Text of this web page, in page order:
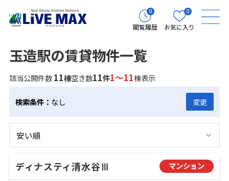
0
閲覧履歴
0
お気に入り
玉造駅の賃貸物件一覧
該当公開件数11棟空き数11件1～11棟表示
検索条件： なし 変更
ディナスティ清水谷Ⅲ マンション